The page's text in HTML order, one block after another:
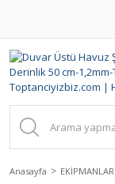
Anasayfa EKİPMANLAR